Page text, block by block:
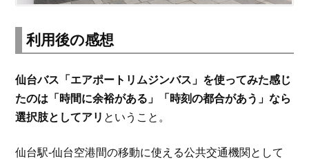
利用後の感想
仙台バス「エアポートリムジンバス」を使ってみた感じ
たのは「時間に余裕がある」「時刻の都合があう」なら
選択肢としてアリ ということ。
仙台駅-仙台空港間の移動に使える公共交通機関として